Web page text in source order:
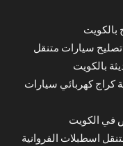
بالكويت
سيارات متنقل
بالكويت
كراج كهربائي سيارات
في الكويت
اسطبلات الفروانية